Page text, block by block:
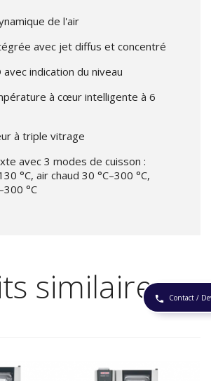
phone Contact /
de l'air
avec jet diffus et concentré
avec indication du niveau
à cœur intelligente à 6
à triple vitrage
avec 3 modes de cuisson :
°C, air chaud 30 °C–300 °C,
°C
similaires